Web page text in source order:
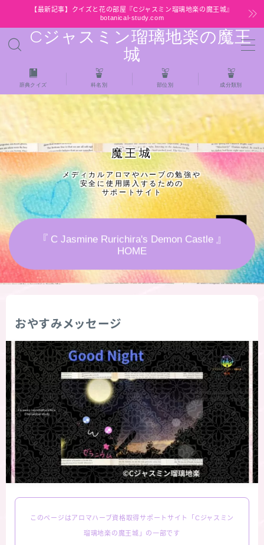
【最新記事】クイズと花の部屋『Cジャスミン瑠璃地楽の魔王城』
botanical-study.com
Cジャスミン瑠璃地楽の魔王
城
MENU
HOME
【最新】クイズと花の部屋
★全種/アロマハーブスパイス基材 プチ辞典ク
イズ＆プチ辞典
★アロマ検定＋αクイズ
★アロマハーブ傾向チェック
秘密部屋
お知らせ
公式ウェブサイト『Botanical Study』
Cジャスミン瑠璃地楽の主な活動先リンク集
プロフィール
おすすめ商品＆レビュー
辞典クイズ 科名別 部位別 成分類別
魔王城
メディカルアロマやハーブの勉強や
安全に使用購入するための
サポートサイト
『 C Jasmine Rurichira's Demon Castle 』
HOME
おやすみメッセージ
このページはアロマハーブ資格取得サポートサイト「Cジャスミン
瑠璃地楽の魔王城」の一部です